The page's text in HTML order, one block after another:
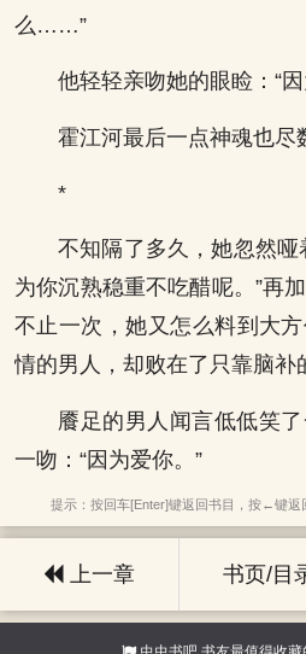
么……”
他轻轻亲吻她的眼睑：“
霍江河最后一点神魂也尽
*
不知隔了多久，她忽然哑
为你沉熟稳重不吃醋呢。”再
不止一次，她又怎么料到大
情的男人，却败在了只靠脑补
餍足的男人闻言低低笑
一吻：“因为爱你。”
提示：按回车[Enter]键返回书目，按←键返
上一章 书页/目